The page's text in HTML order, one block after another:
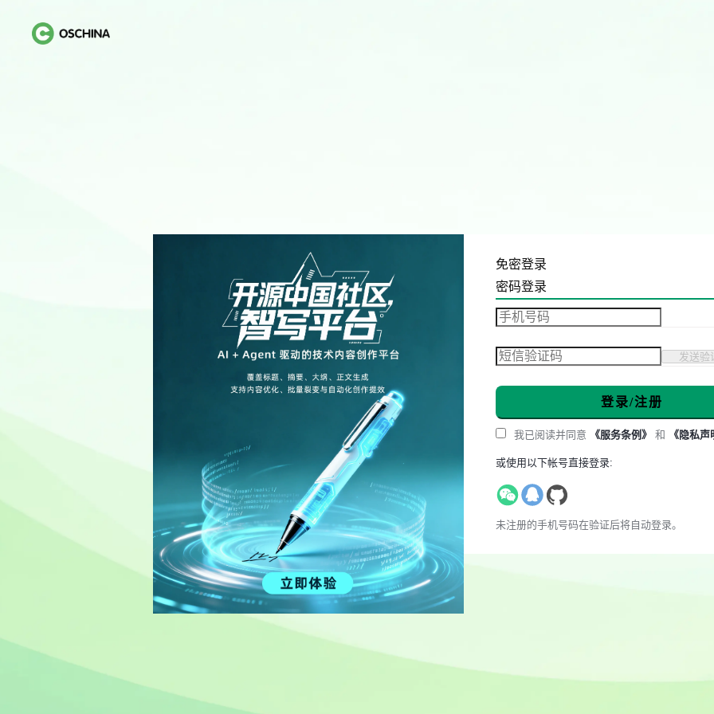
免密登录
密码登录
发送验
登录/注册
我已阅读并同意 《服务条例》 和 《隐私声
或使用以下帐号直接登录:
未注册的手机号码在验证后将自动登录。